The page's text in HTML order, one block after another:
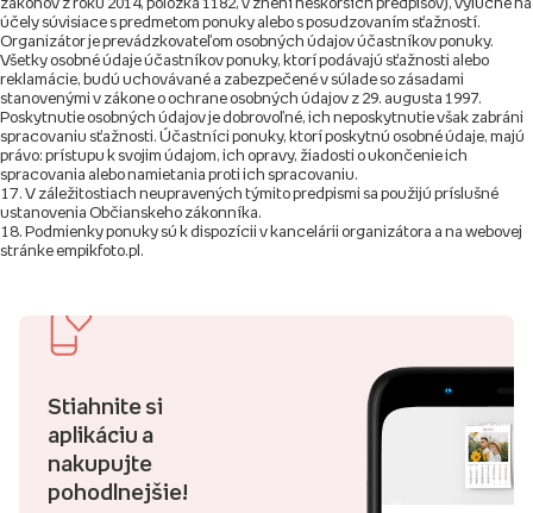
účely súvisiace s predmetom ponuky alebo s posudzovaním sťažností.
Organizátor je prevádzkovateľom osobných údajov účastníkov ponuky.
Všetky osobné údaje účastníkov ponuky, ktorí podávajú sťažnosti alebo
reklamácie, budú uchovávané a zabezpečené v súlade so zásadami
stanovenými v zákone o ochrane osobných údajov z 29. augusta 1997.
Poskytnutie osobných údajov je dobrovoľné, ich neposkytnutie však zabráni
spracovaniu sťažnosti. Účastníci ponuky, ktorí poskytnú osobné údaje, majú
právo: prístupu k svojim údajom, ich opravy, žiadosti o ukončenie ich
spracovania alebo namietania proti ich spracovaniu.
V záležitostiach neupravených týmito predpismi sa použijú príslušné
ustanovenia Občianskeho zákonníka.
Podmienky ponuky sú k dispozícii v kancelárii organizátora a na webovej
stránke empikfoto.pl.
Stiahnite si
aplikáciu a
nakupujte
pohodlnejšie!